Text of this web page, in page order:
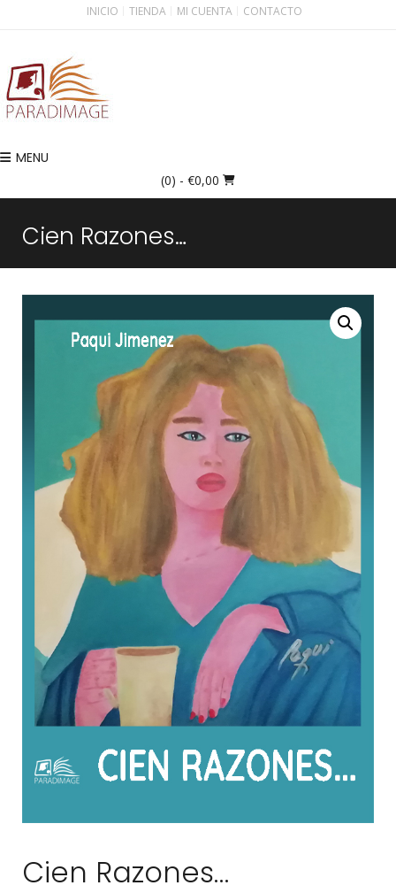
INICIO TIENDA MI CUENTA CONTACTO
MENU
(0) - €0,00
Cien Razones…
Cien Razones…